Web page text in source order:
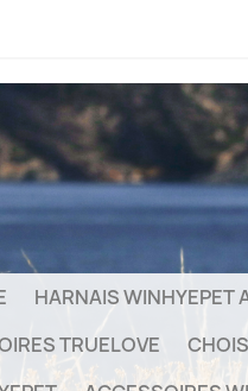
HARNAIS WINHYEPET
TRUELOVE